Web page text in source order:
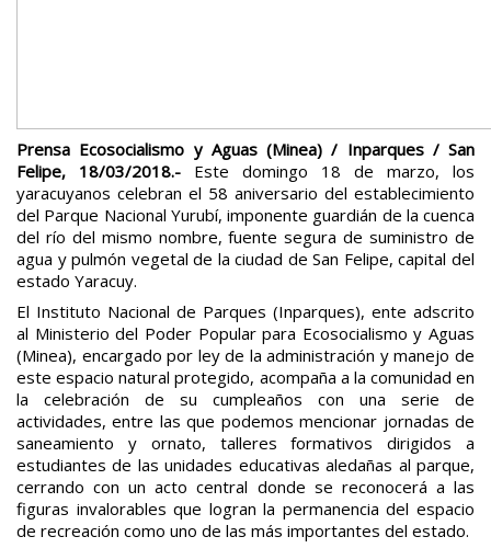
Prensa Ecosocialismo y Aguas (Minea) / Inparques / San
Felipe, 18/03/2018.- Este domingo 18 de marzo, los
yaracuyanos celebran el 58 aniversario del establecimiento
del Parque Nacional Yurubí, imponente guardián de la cuenca
del río del mismo nombre, fuente segura de suministro de
agua y pulmón vegetal de la ciudad de San Felipe, capital del
estado Yaracuy.
El Instituto Nacional de Parques (Inparques), ente adscrito
al Ministerio del Poder Popular para Ecosocialismo y Aguas
(Minea), encargado por ley de la administración y manejo de
este espacio natural protegido, acompaña a la comunidad en
la celebración de su cumpleaños con una serie de
actividades, entre las que podemos mencionar jornadas de
saneamiento y ornato, talleres formativos dirigidos a
estudiantes de las unidades educativas aledañas al parque,
cerrando con un acto central donde se reconocerá a las
figuras invalorables que logran la permanencia del espacio
de recreación como uno de las más importantes del estado.